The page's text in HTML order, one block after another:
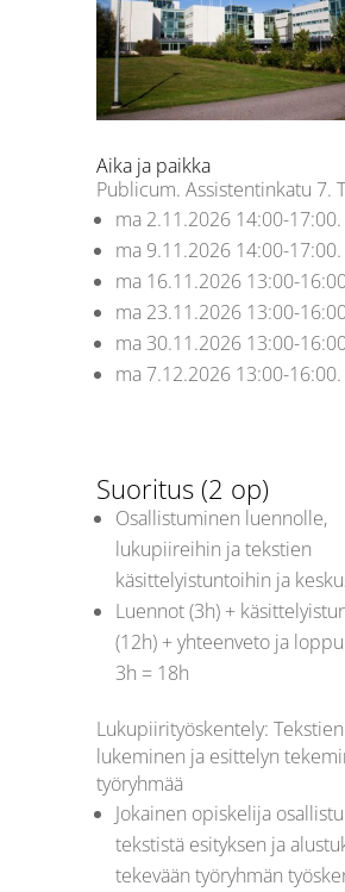
Aika ja paikka
Publicum. Assistentinkatu 7.
ma 2.11.2026 14:00-17:00.
ma 9.11.2026 14:00-17:00.
ma 16.11.2026 13:00-
ma 23.11.2026 13:00-
ma 30.11.2026 13:00-
ma 7.12.2026 13:00-16:00.
Suoritus (2 op)
Osallistuminen luennolle,
lukupiireihin ja tekstien
käsittelyistuntoihin ja
Luennot (3h) +
(12h) + yhteenveto ja
3h = 18h
Lukupiirityöskentely: Tekstien
lukeminen ja esittelyn
työryhmää
Jokainen opiskelija
tekstistä esityksen ja
tekevään työryhmän